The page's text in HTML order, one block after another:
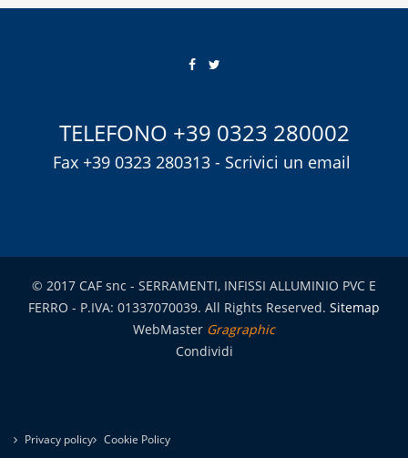
TELEFONO +39 0323 280002
Fax +39 0323 280313 - Scrivici un email
© 2017 CAF snc - SERRAMENTI, INFISSI ALLUMINIO PVC E
FERRO - P.IVA: 01337070039. All Rights Reserved. Sitemap
WebMaster Gragraphic
Condividi
Privacy policy Cookie Policy